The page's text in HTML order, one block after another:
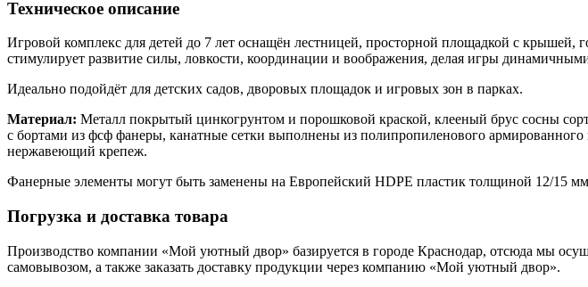
Техническое описание
Игровой комплекс для детей до 7 лет оснащён лестницей, просторной площадкой с
стимулирует развитие силы, ловкости, координации и воображения, делая игры
Идеально подойдёт для детских садов, дворовых площадок и игровых зон в парках.
Материал: Металл покрытый цинкогрунтом и порошковой краской, клееный брус сосны
с бортами из фсф фанеры, канатные сетки выполнены из полипропиленового
нержавеющий крепеж.
Фанерные элементы могут быть заменены на Европейский HDPE пластик толщиной 12/15 мм
Погрузка и доставка товара
Производство компании «Мой уютный двор» базируется в городе Краснодар, отсюда мы
самовывозом, а также заказать доставку продукции через компанию «Мой уютный двор».